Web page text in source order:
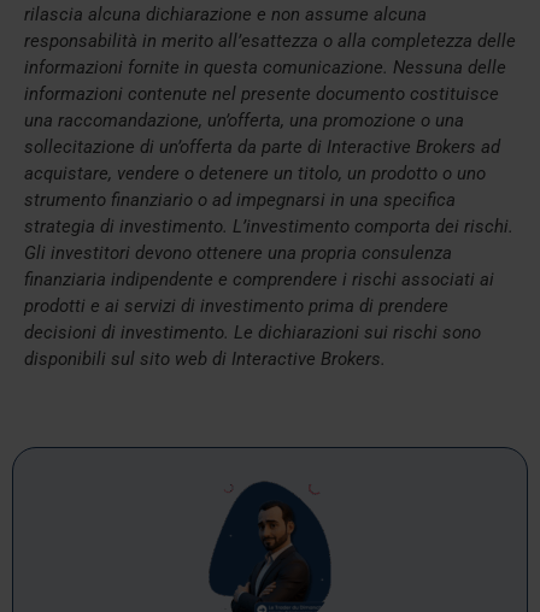
rilascia alcuna dichiarazione e non assume alcuna
responsabilità in merito all’esattezza o alla completezza delle
informazioni fornite in questa comunicazione. Nessuna delle
informazioni contenute nel presente documento costituisce
una raccomandazione, un’offerta, una promozione o una
sollecitazione di un’offerta da parte di Interactive Brokers ad
acquistare, vendere o detenere un titolo, un prodotto o uno
strumento finanziario o ad impegnarsi in una specifica
strategia di investimento. L’investimento comporta dei rischi.
Gli investitori devono ottenere una propria consulenza
finanziaria indipendente e comprendere i rischi associati ai
prodotti e ai servizi di investimento prima di prendere
decisioni di investimento. Le dichiarazioni sui rischi sono
disponibili sul sito web di Interactive Brokers.